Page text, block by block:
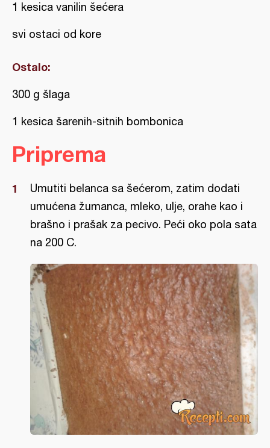
1 kesica vanilin šećera
svi ostaci od kore
Ostalo:
300 g šlaga
1 kesica šarenih-sitnih bombonica
Priprema
Umutiti belanca sa šećerom, zatim dodati
umućena žumanca, mleko, ulje, orahe kao i
brašno i prašak za pecivo. Peći oko pola sata
na 200 C.